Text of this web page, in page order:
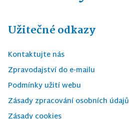
Užitečné odkazy
Kontaktujte nás
Zpravodajství do e-mailu
Podmínky užití webu
Zásady zpracování osobních údajů